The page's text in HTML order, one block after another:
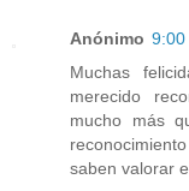
Anónimo 9:00
Muchas
merecido
mucho más
saben valorar